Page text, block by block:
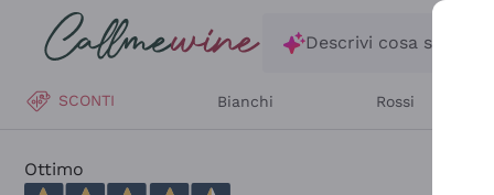
Salta al contenuto principale
Descrivi cosa stai
SCONTI Bianchi Rossi
Ottimo